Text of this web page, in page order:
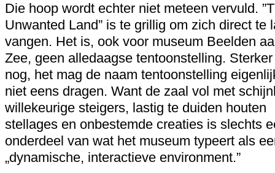
Die hoop wordt echter niet meteen vervuld.
Unwanted Land” is te grillig om zich direct te
vangen. Het is, ook voor museum Beelden
Zee, geen alledaagse tentoonstelling. Sterker
nog, het mag de naam tentoonstelling
niet eens dragen. Want de zaal vol met
willekeurige steigers, lastig te duiden houten
stellages en onbestemde creaties is slechts
onderdeel van wat het museum typeert als
„dynamische, interactieve environment.”